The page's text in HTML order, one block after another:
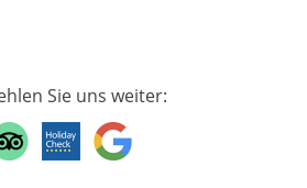
Sie uns weiter: